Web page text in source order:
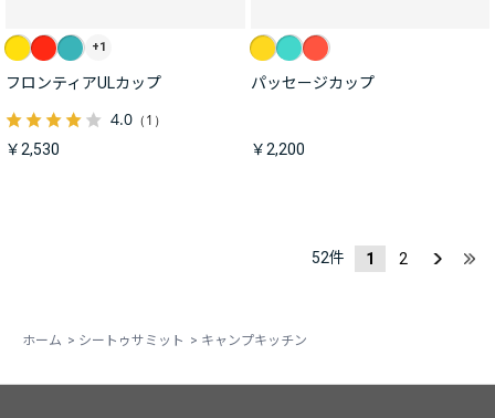
+1
フロンティアULカップ
4.0 （1）
￥2,530
パッセージカップ
￥2,200
52件 1 2
ホーム > シートゥサミット > キャンプキッチン